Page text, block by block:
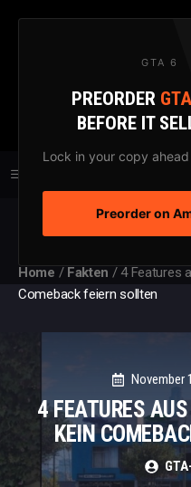
GTA 6
PREORDER
BEFORE IT
Lock in your copy
Preorder on
Zum
Home / Fakten / 4 Features
Comeback feiern sollten
November
4 FEATURES
KEIN